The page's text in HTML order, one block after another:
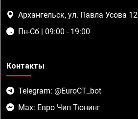
Архангельск, ул. Павла Усова 12
Пн-Сб | 09:00 - 19:00
Контакты
Telegram: @EuroCT_bot
Max: Евро Чип Тюнинг